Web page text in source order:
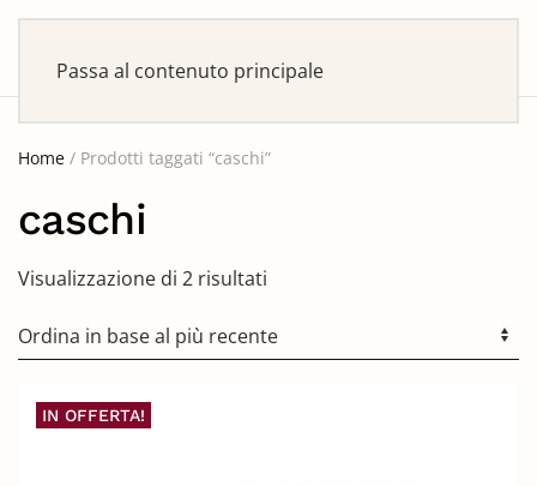
Passa al contenuto principale
Home / Prodotti taggati “caschi”
caschi
Visualizzazione di 2 risultati
al
più
IN OFFERTA!